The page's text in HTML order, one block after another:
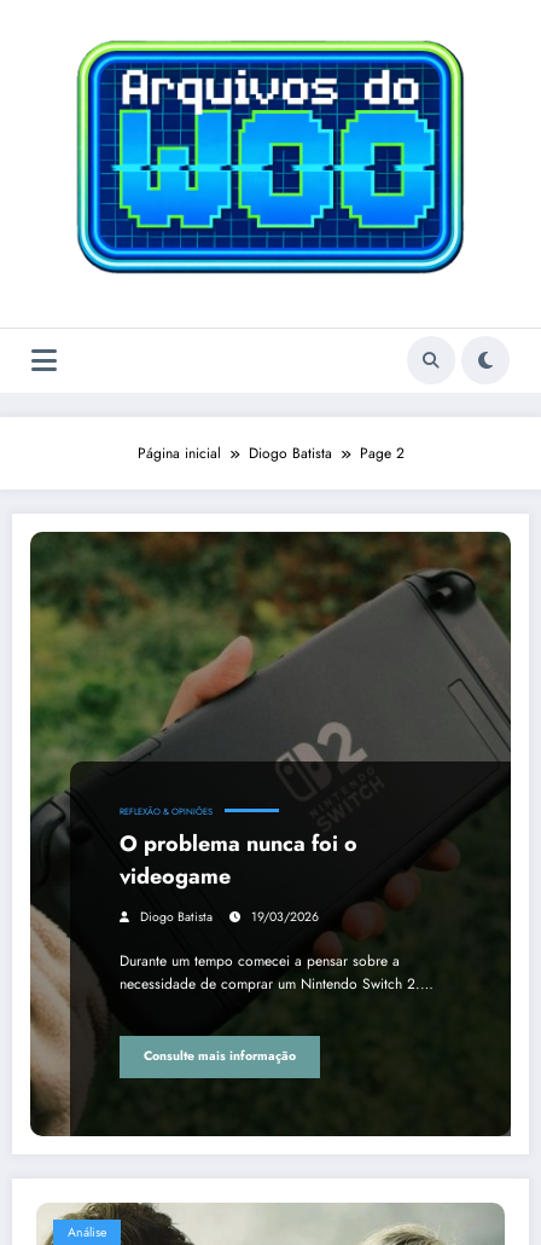
Página inicial Diogo Batista Page 2
REFLEXÃO & OPINIÕES
O problema nunca foi o
videogame
Diogo Batista 19/03/2026
Durante um tempo comecei a pensar sobre a
necessidade de comprar um Nintendo Switch 2.…
Consulte mais informação
Análise